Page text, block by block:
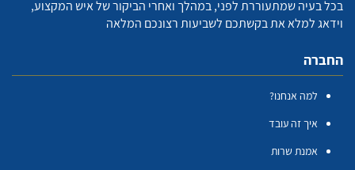
בכל בעיה שמתעוררת לפני, במהלך ואחרי הביקור של איש המקצוע,
וידאג למלא את בקשתכם לשביעות רצונכם המלאה
החברה
למה אנחנו?
איך זה עובד
אמנת שרות